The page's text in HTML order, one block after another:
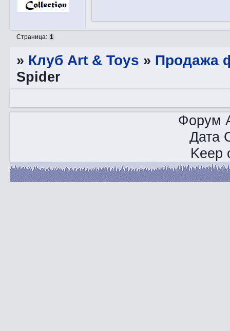
Страница: 1
» Клуб Art & Toys » Продажа
Spider
Форум
Дата
Keep